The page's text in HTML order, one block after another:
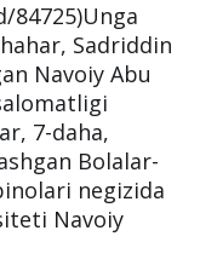
Sadriddin
Navoiy Abu
7-daha,
Bolalar-
negizida
Navoiy